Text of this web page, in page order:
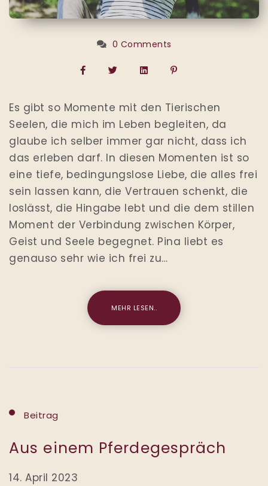
0 Comments
Es gibt so Momente mit den Tierischen
Seelen, die mich im Leben begleiten, da
glaube ich selber immer gar nicht, dass ich
das erleben darf. In diesen Momenten ist so
eine tiefe, bedingungslose Liebe, die alles frei
sein lassen kann, die Vertrauen schenkt, die
loslässt, die Hingabe lebt und die dem stillen
Moment der Verbindung zwischen Körper,
Geist und Seele begegnet. Pina liebt es
genauso sehr wie ich frei zu…
MEHR LESEN..
Beitrag
Aus einem Pferdegespräch
14. April 2023